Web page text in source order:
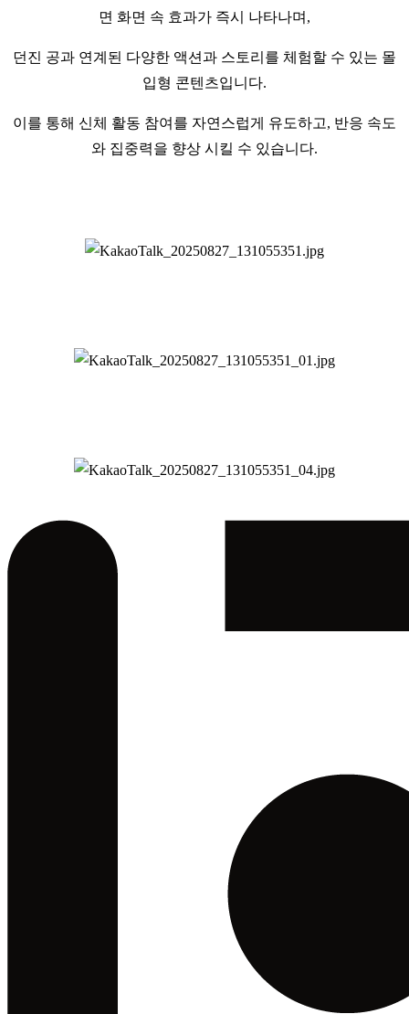
면 화면 속 효과가 즉시 나타나며,
던진 공과 연계된 다양한 액션과 스토리를 체험할 수 있는 몰
입형 콘텐츠입니다.
이를 통해 신체 활동 참여를 자연스럽게 유도하고, 반응 속도
와 집중력을 향상 시킬 수 있습니다.